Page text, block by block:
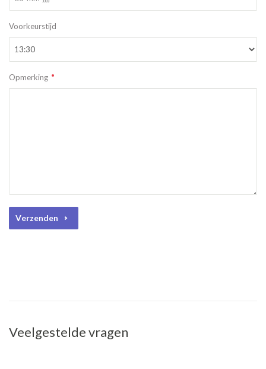
Voorkeurstijd
Opmerking
Verzenden
Veelgestelde vragen